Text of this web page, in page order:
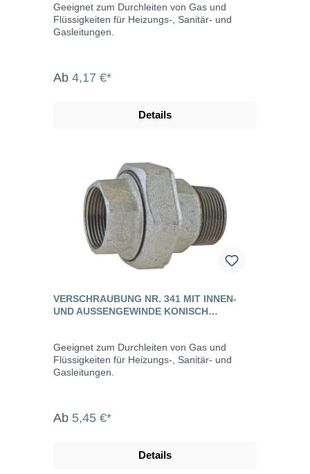
Geeignet zum Durchleiten von Gas und
Flüssigkeiten für Heizungs-, Sanitär- und
Gasleitungen.
Ab 4,17 €*
Details
VERSCHRAUBUNG NR. 341 MIT INNEN-
UND AUSSENGEWINDE KONISCH D
Geeignet zum Durchleiten von Gas und
Flüssigkeiten für Heizungs-, Sanitär- und
Gasleitungen.
Ab 5,45 €*
Details